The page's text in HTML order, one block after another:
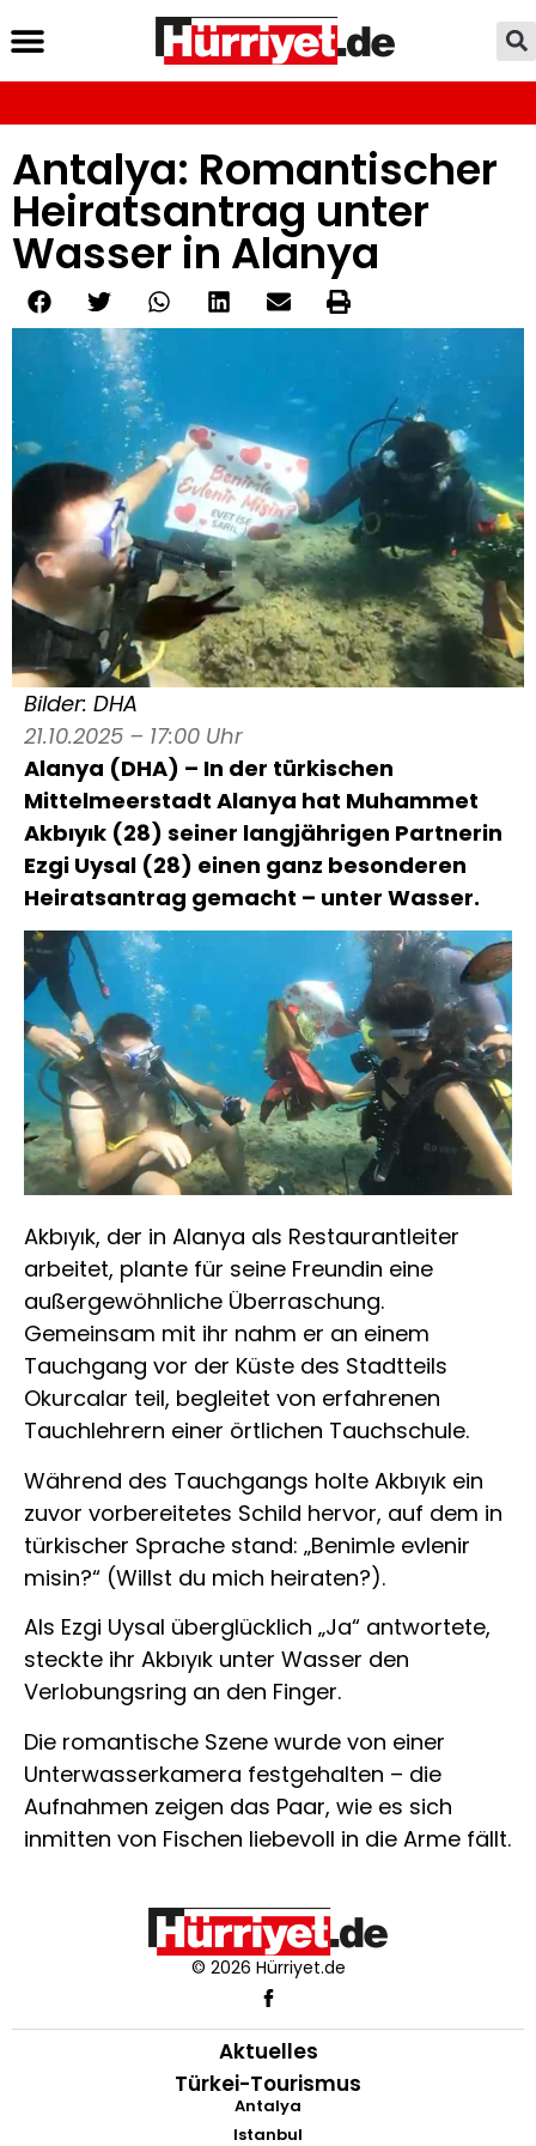
Antalya: Romantischer
Heiratsantrag unter
Wasser in Alanya
Bilder: DHA
21.10.2025 – 17:00 Uhr
Alanya (DHA) – In der türkischen
Mittelmeerstadt Alanya hat Muhammet
Akbıyık (28) seiner langjährigen Partnerin
Ezgi Uysal (28) einen ganz besonderen
Heiratsantrag gemacht – unter Wasser.
Akbıyık, der in Alanya als Restaurantleiter
arbeitet, plante für seine Freundin eine
außergewöhnliche Überraschung.
Gemeinsam mit ihr nahm er an einem
Tauchgang vor der Küste des Stadtteils
Okurcalar teil, begleitet von erfahrenen
Tauchlehrern einer örtlichen Tauchschule.
Während des Tauchgangs holte Akbıyık ein
zuvor vorbereitetes Schild hervor, auf dem in
türkischer Sprache stand: „Benimle evlenir
misin?“ (Willst du mich heiraten?).
Als Ezgi Uysal überglücklich „Ja“ antwortete,
steckte ihr Akbıyık unter Wasser den
Verlobungsring an den Finger.
Die romantische Szene wurde von einer
Unterwasserkamera festgehalten – die
Aufnahmen zeigen das Paar, wie es sich
inmitten von Fischen liebevoll in die Arme fällt.
© 2026 Hürriyet.de
Aktuelles
Türkei-Tourismus
Antalya
Istanbul